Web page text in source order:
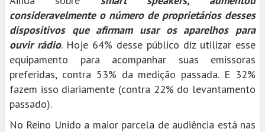
consideravelmente o número de proprietários desses
dispositivos que afirmam usar os aparelhos para
ouvir rádio. Hoje 64% desse público diz utilizar esse
equipamento para acompanhar suas emissoras
preferidas, contra 53% da medição passada. E 32%
fazem isso diariamente (contra 22% do levantamento
passado).
No Reino Unido a maior parcela de audiência está nas